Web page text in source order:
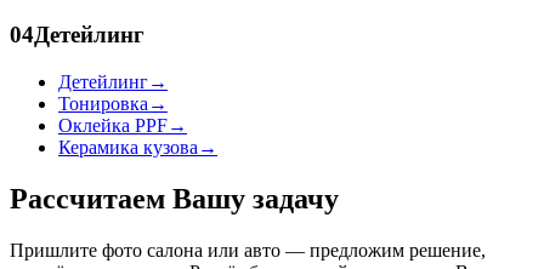
04Детейлинг
Детейлинг→
Тонировка →
Оклейка PPF→
Керамика кузова →
Рассчитаем Вашу задачу
Пришлите фото салона или авто — предложим решение,